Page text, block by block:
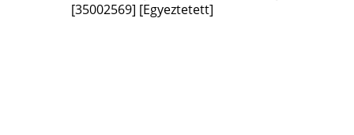
[35002569] [Egyeztetett]